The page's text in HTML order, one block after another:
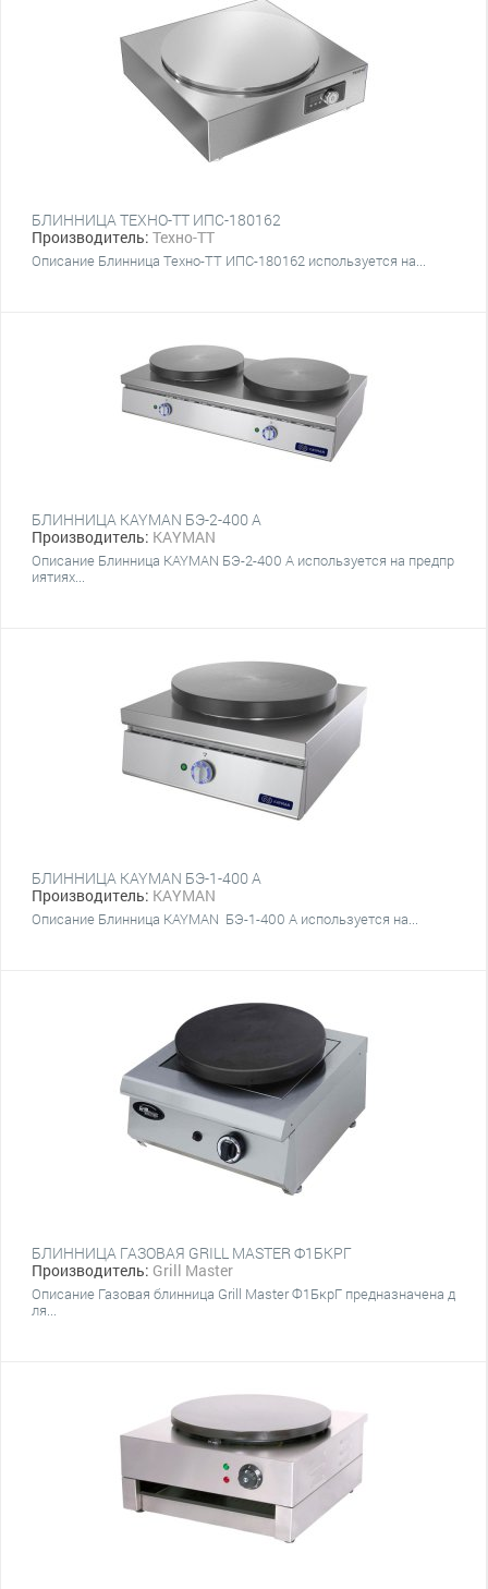
БЛИННИЦА ТЕХНО-ТТ ИПС-180162
Производитель: Техно-ТТ
Описание Блинница Техно-ТТ ИПС-180162 используется на...
БЛИННИЦА KAYMAN БЭ-2-400 А
Производитель: KAYMAN
Описание Блинница KAYMAN БЭ-2-400 А используется на предпр
иятиях...
БЛИННИЦА KAYMAN БЭ-1-400 А
Производитель: KAYMAN
Описание Блинница KAYMAN БЭ-1-400 А используется на...
БЛИННИЦА ГАЗОВАЯ GRILL MASTER Ф1БКРГ
Производитель: Grill Master
Описание Газовая блинница Grill Master Ф1БкрГ предназначена д
ля...